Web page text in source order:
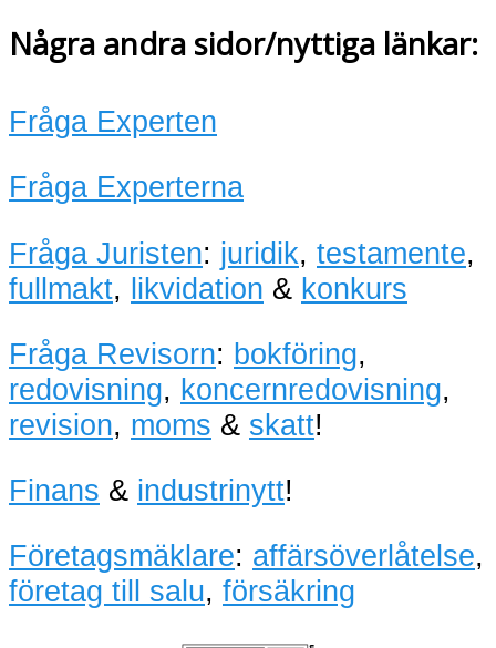
Några andra sidor/nyttiga länkar:
Fråga Experten
Fråga Experterna
Fråga Juristen: juridik, testamente,
fullmakt, likvidation & konkurs
Fråga Revisorn: bokföring,
redovisning, koncernredovisning,
revision, moms & skatt!
Finans & industrinytt!
Företagsmäklare: affärsöverlåtelse,
företag till salu, försäkring